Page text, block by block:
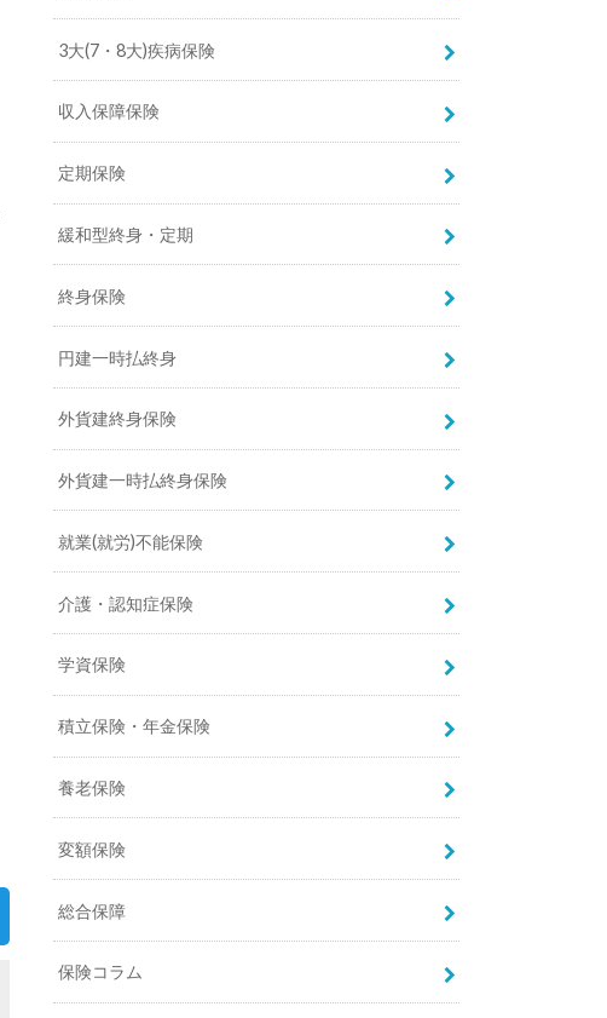
3大(7・8大)疾病保険
収入保障保険
定期保険
緩和型終身・定期
終身保険
円建一時払終身
外貨建終身保険
外貨建一時払終身保険
就業(就労)不能保険
介護・認知症保険
学資保険
積立保険・年金保険
養老保険
変額保険
総合保障
保険コラム